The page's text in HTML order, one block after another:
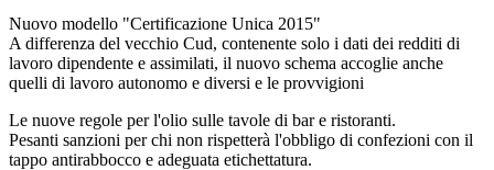
Nuovo modello "Certificazione Unica 2015"
A differenza del vecchio Cud, contenente solo i dati dei redditi di
lavoro dipendente e assimilati, il nuovo schema accoglie anche
quelli di lavoro autonomo e diversi e le provvigioni
Le nuove regole per l'olio sulle tavole di bar e ristoranti.
Pesanti sanzioni per chi non rispetterà l'obbligo di confezioni con il
tappo antirabbocco e adeguata etichettatura.